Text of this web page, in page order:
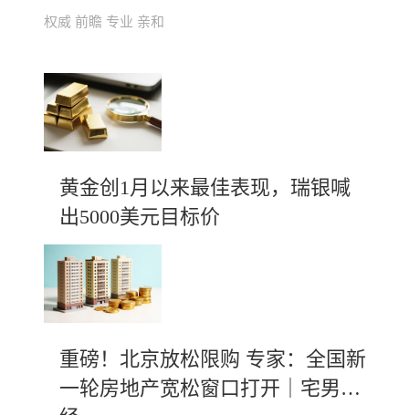
权威 前瞻 专业 亲和
黄金创1月以来最佳表现，瑞银喊
出5000美元目标价
重磅！北京放松限购 专家：全国新
一轮房地产宽松窗口打开｜宅男财